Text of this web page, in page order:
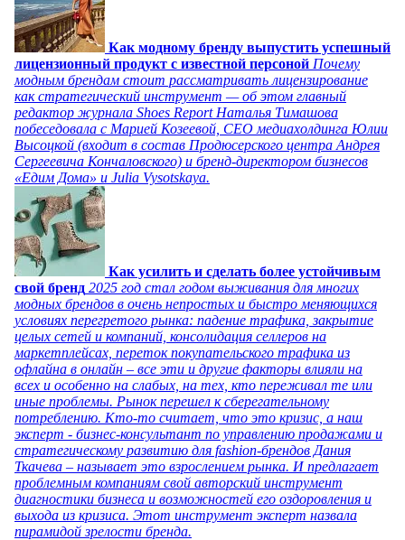
Как модному бренду выпустить успешный
лицензионный продукт с известной персоной Почему
модным брендам стоит рассматривать лицензирование
как стратегический инструмент — об этом главный
редактор журнала Shoes Report Наталья Тимашова
побеседовала с Марией Козеевой, СЕО медиахолдинга Юлии
Высоцкой (входит в состав Продюсерского центра Андрея
Сергеевича Кончаловского) и бренд-директором бизнесов
«Едим Дома» и Julia Vysotskaya.
Как усилить и сделать более устойчивым
свой бренд 2025 год стал годом выживания для многих
модных брендов в очень непростых и быстро меняющихся
условиях перегретого рынка: падение трафика, закрытие
целых сетей и компаний, консолидация селлеров на
маркетплейсах, переток покупательского трафика из
офлайна в онлайн – все эти и другие факторы влияли на
всех и особенно на слабых, на тех, кто переживал те или
иные проблемы. Рынок перешел к сберегательному
потреблению. Кто-то считает, что это кризис, а наш
эксперт - бизнес-консультант по управлению продажами и
стратегическому развитию для fashion-брендов Дания
Ткачева – называет это взрослением рынка. И предлагает
проблемным компаниям свой авторский инструмент
диагностики бизнеса и возможностей его оздоровления и
выхода из кризиса. Этот инструмент эксперт назвала
пирамидой зрелости бренда.